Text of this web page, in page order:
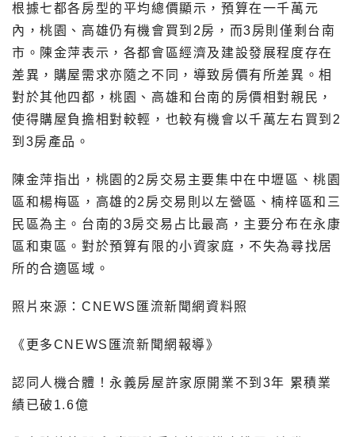
根據七都各房型的平均總價顯示，預算在一千萬元
內，桃園、高雄仍有機會買到2房，而3房則僅剩台南
市。陳金萍表示，各都會區經濟及建設發展程度存在
差異，購屋需求亦隨之不同，導致房價有所差異。相
對於其他四都，桃園、高雄和台南的房價相對親民，
使得購屋負擔相對較輕，也較有機會以千萬左右買到2
到3房產品。
陳金萍指出，桃園的2房交易主要集中在中壢區、桃園
區和楊梅區，高雄的2房交易則以左營區、楠梓區和三
民區為主。台南的3房交易占比最高，主要分布在永康
區和東區。對於預算有限的小資家庭，不失為尋找居
所的合適區域。
照片來源：CNEWS匯流新聞網資料照
《更多CNEWS匯流新聞網報導》
認同人機合體！永義房屋許家原開業不到3年 累積業
績已破1.6億